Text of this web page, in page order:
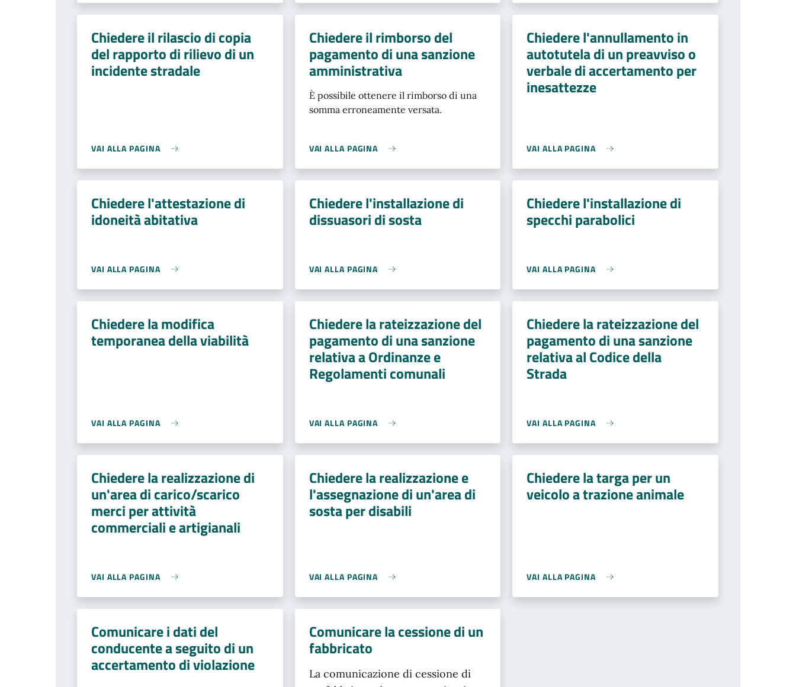
Chiedere il rilascio di copia
del rapporto di rilievo di un
incidente stradale
VAI ALLA PAGINA
Chiedere il rimborso del
pagamento di una sanzione
amministrativa
È possibile ottenere il rimborso di una
somma erroneamente versata.
VAI ALLA PAGINA
Chiedere l'annullamento in
autotutela di un preavviso o
verbale di accertamento per
inesattezze
VAI ALLA PAGINA
Chiedere l'attestazione di
idoneità abitativa
VAI ALLA PAGINA
Chiedere l'installazione di
dissuasori di sosta
VAI ALLA PAGINA
Chiedere l'installazione di
specchi parabolici
VAI ALLA PAGINA
Chiedere la modifica
temporanea della viabilità
VAI ALLA PAGINA
Chiedere la rateizzazione del
pagamento di una sanzione
relativa a Ordinanze e
Regolamenti comunali
VAI ALLA PAGINA
Chiedere la rateizzazione del
pagamento di una sanzione
relativa al Codice della
Strada
VAI ALLA PAGINA
Chiedere la realizzazione di
un'area di carico/scarico
merci per attività
commerciali e artigianali
VAI ALLA PAGINA
Chiedere la realizzazione e
l'assegnazione di un'area di
sosta per disabili
VAI ALLA PAGINA
Chiedere la targa per un
veicolo a trazione animale
VAI ALLA PAGINA
Comunicare i dati del
conducente a seguito di un
accertamento di violazione
Comunicare la cessione di un
fabbricato
La comunicazione di cessione di